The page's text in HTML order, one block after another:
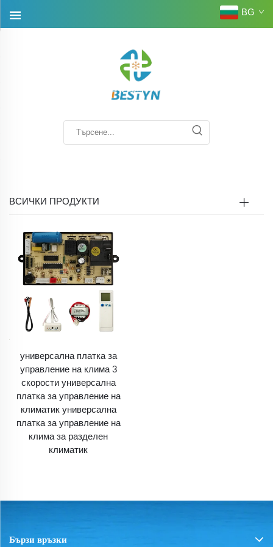
BG
ВСИЧКИ ПРОДУКТИ
универсална платка за
управление на клима 3
скорости универсална
платка за управление на
климатик универсална
платка за управление на
клима за разделен
климатик
Бързи връзки